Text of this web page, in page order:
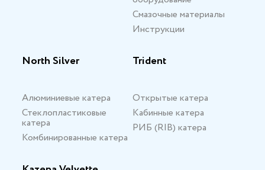
Смазочные материалы
Инструкции
North Silver
Алюминиевые катера
Стеклопластиковые
катера
Комбинированные катера
Trident
Открытые катера
Кабинные катера
РИБ (RIB) катера